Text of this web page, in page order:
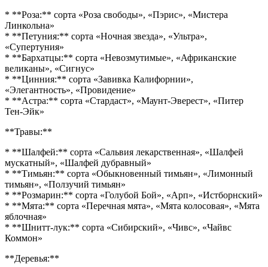
* **Роза:** сорта «Роза свободы», «Пэрис», «Мистера
Линкольна»
* **Петуния:** сорта «Ночная звезда», «Ультра»,
«Супертуния»
* **Бархатцы:** сорта «Невозмутимые», «Африканские
великаны», «Сигнус»
* **Цинния:** сорта «Завивка Калифорнии»,
«Элегантность», «Провидение»
* **Астра:** сорта «Стардаст», «Маунт-Эверест», «Питер
Тен-Эйк»
**Травы:**
* **Шалфей:** сорта «Сальвия лекарственная», «Шалфей
мускатный», «Шалфей дубравный»
* **Тимьян:** сорта «Обыкновенный тимьян», «Лимонный
тимьян», «Ползучий тимьян»
* **Розмарин:** сорта «Голубой Бой», «Арп», «Истборнский»
* **Мята:** сорта «Перечная мята», «Мята колосовая», «Мята
яблочная»
* **Шнитт-лук:** сорта «Сибирский», «Чивс», «Чайвс
Коммон»
**Деревья:**